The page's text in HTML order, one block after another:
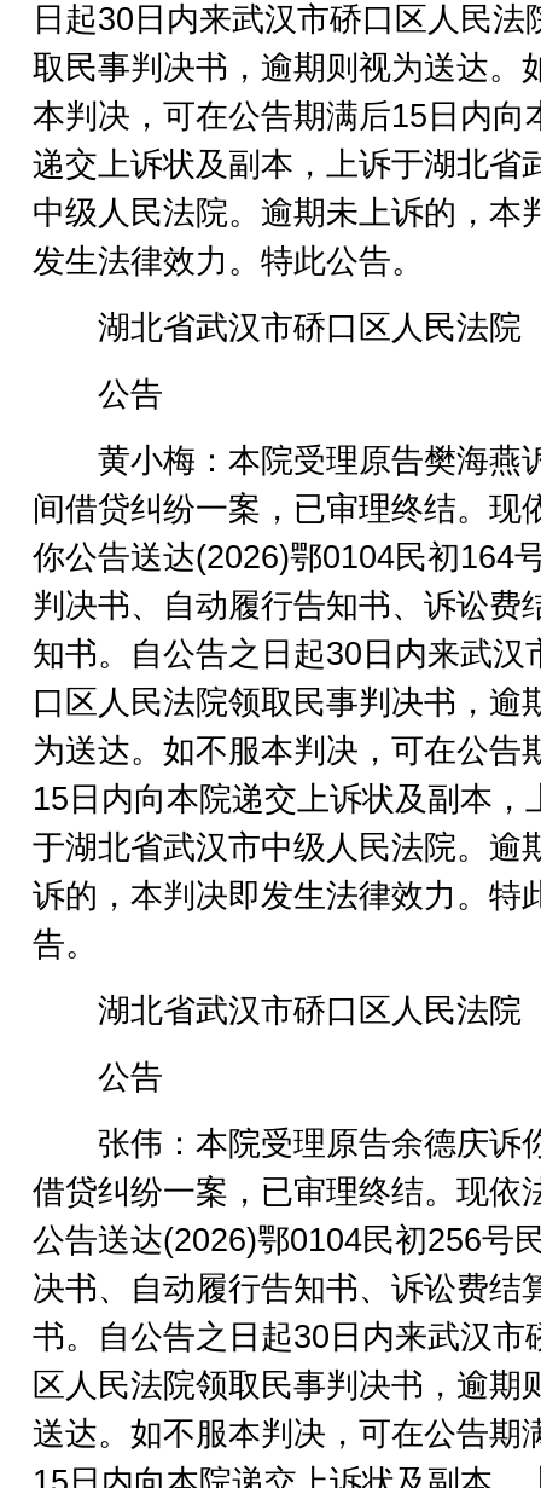
日起30日内来武汉市硚口区人民法
取民事判决书，逾期则视为送达。
本判决，可在公告期满后15日内向
递交上诉状及副本，上诉于湖北省
中级人民法院。逾期未上诉的，本
发生法律效力。特此公告。
湖北省武汉市硚口区人民法院
公告
黄小梅：本院受理原告樊海燕
间借贷纠纷一案，已审理终结。现
你公告送达(2026)鄂0104民初164
判决书、自动履行告知书、诉讼费
知书。自公告之日起30日内来武汉
口区人民法院领取民事判决书，逾
为送达。如不服本判决，可在公告
15日内向本院递交上诉状及副本，
于湖北省武汉市中级人民法院。逾
诉的，本判决即发生法律效力。特
告。
湖北省武汉市硚口区人民法院
公告
张伟：本院受理原告余德庆诉
借贷纠纷一案，已审理终结。现依
公告送达(2026)鄂0104民初256号
决书、自动履行告知书、诉讼费结
书。自公告之日起30日内来武汉市
区人民法院领取民事判决书，逾期
送达。如不服本判决，可在公告期